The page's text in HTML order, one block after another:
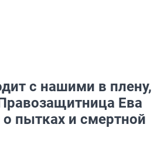
с нашими в плену,
Ева
пытках и смертной